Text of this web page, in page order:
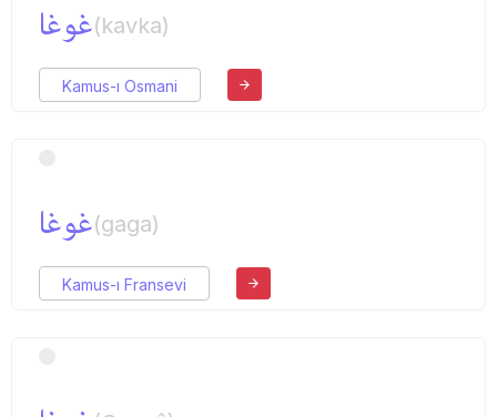
غوغا(kavka)
Kamus-ı Osmani
غوغا(gaga)
Kamus-ı Fransevi